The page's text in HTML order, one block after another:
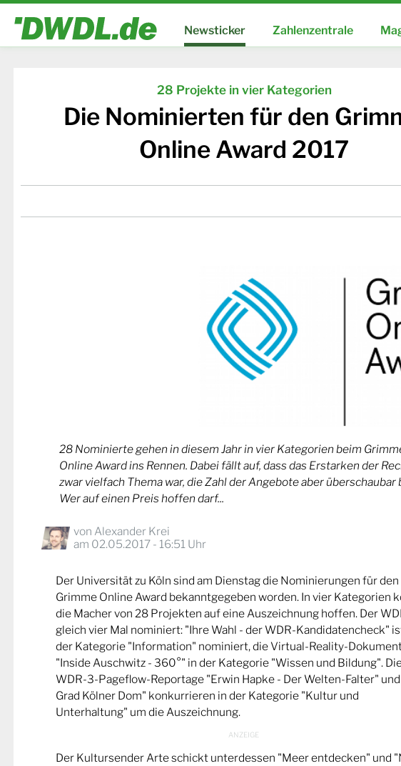
Newsticker Zahlenzentrale
28 Projekte in vier Kategorien
Die Nominierten für den
Online Award 2017
28 Nominierte gehen in diesem Jahr in vier Kategorien beim
Online Award ins Rennen. Dabei fällt auf, dass das Erstarken der
zwar vielfach Thema war, die Zahl der Angebote aber überschaubar
Wer auf einen Preis hoffen darf...
von Alexander Krei
am 02.05.2017 - 16:51 Uhr
Der Universität zu Köln sind am Dienstag die Nominierungen für den
Grimme Online Award bekanntgegeben worden. In vier Kategorien
die Macher von 28 Projekten auf eine Auszeichnung hoffen. Der
gleich vier Mal nominiert: "Ihre Wahl - der WDR-Kandidatencheck"
der Kategorie "Information" nominiert, die Virtual-Reality-
"Inside Auschwitz - 360°" in der Kategorie "Wissen und Bildung".
WDR-3-Pageflow-Reportage "Erwin Hapke - Der Welten-Falter"
Grad Kölner Dom" konkurrieren in der Kategorie "Kultur und
Unterhaltung" um die Auszeichnung.
Der Kultursender Arte schickt unterdessen "Meer entdecken" und